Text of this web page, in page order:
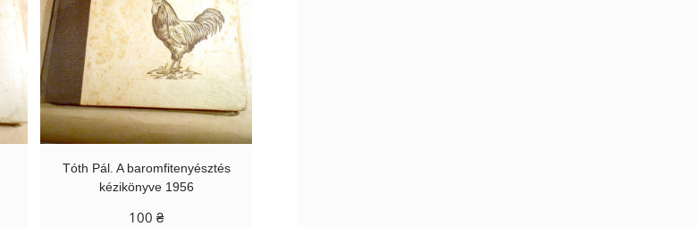
Tóth Pál. A ​baromfitenyésztés
kézikönyve 1956
100₴